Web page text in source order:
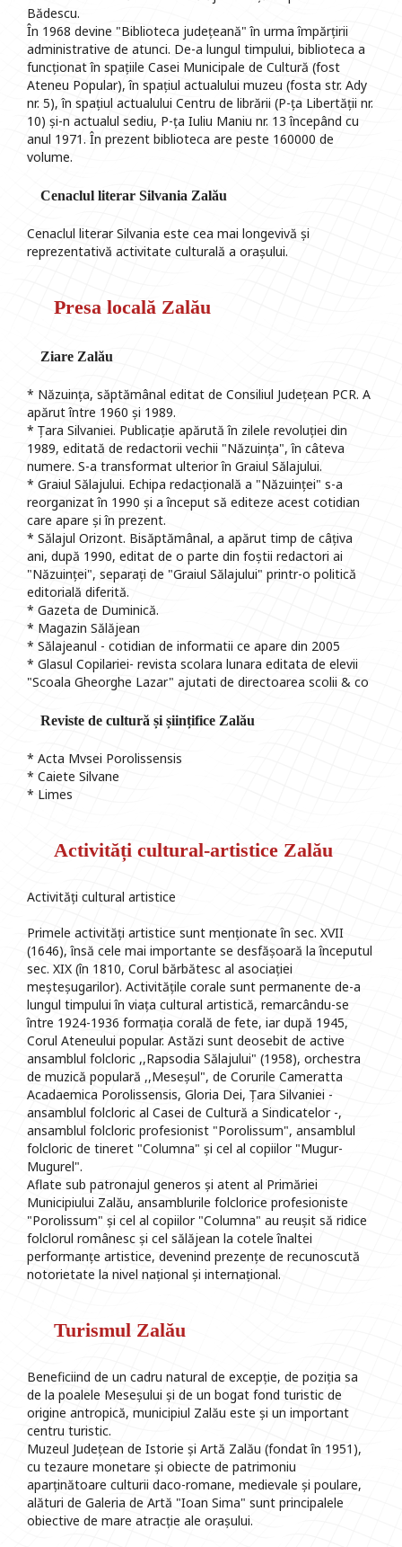
Bădescu.
În 1968 devine "Biblioteca județeană" în urma împărțirii
administrative de atunci. De-a lungul timpului, biblioteca a
funcționat în spațiile Casei Municipale de Cultură (fost
Ateneu Popular), în spațiul actualului muzeu (fosta str. Ady
nr. 5), în spațiul actualului Centru de librării (P-ța Libertății nr.
10) și-n actualul sediu, P-ța Iuliu Maniu nr. 13 începând cu
anul 1971. În prezent biblioteca are peste 160000 de
volume.
Cenaclul literar Silvania Zalău
Cenaclul literar Silvania este cea mai longevivă și
reprezentativă activitate culturală a orașului.
Presa locală Zalău
Ziare Zalău
* Năzuința, săptămânal editat de Consiliul Județean PCR. A
apărut între 1960 și 1989.
* Țara Silvaniei. Publicație apărută în zilele revoluției din
1989, editată de redactorii vechii "Năzuința", în câteva
numere. S-a transformat ulterior în Graiul Sălajului.
* Graiul Sălajului. Echipa redacțională a "Năzuinței" s-a
reorganizat în 1990 și a început să editeze acest cotidian
care apare și în prezent.
* Sălajul Orizont. Bisăptămânal, a apărut timp de câțiva
ani, după 1990, editat de o parte din foștii redactori ai
"Năzuinței", separați de "Graiul Sălajului" printr-o politică
editorială diferită.
* Gazeta de Duminică.
* Magazin Sălăjean
* Sălajeanul - cotidian de informatii ce apare din 2005
* Glasul Copilariei- revista scolara lunara editata de elevii
"Scoala Gheorghe Lazar" ajutati de directoarea scolii & co
Reviste de cultură și șiințifice Zalău
* Acta Mvsei Porolissensis
* Caiete Silvane
* Limes
Activități cultural-artistice Zalău
Activități cultural artistice
Primele activități artistice sunt menționate în sec. XVII
(1646), însă cele mai importante se desfășoară la începutul
sec. XIX (în 1810, Corul bărbătesc al asociației
meșteșugarilor). Activitățile corale sunt permanente de-a
lungul timpului în viața cultural artistică, remarcându-se
între 1924-1936 formația corală de fete, iar după 1945,
Corul Ateneului popular. Astăzi sunt deosebit de active
ansamblul folcloric ,,Rapsodia Sălajului" (1958), orchestra
de muzică populară ,,Meseșul", de Corurile Cameratta
Acadaemica Porolissensis, Gloria Dei, Țara Silvaniei -
ansamblul folcloric al Casei de Cultură a Sindicatelor -,
ansamblul folcloric profesionist "Porolissum", ansamblul
folcloric de tineret "Columna" și cel al copiilor "Mugur-
Mugurel".
Aflate sub patronajul generos și atent al Primăriei
Municipiului Zalău, ansamblurile folclorice profesioniste
"Porolissum" și cel al copiilor "Columna" au reușit să ridice
folclorul românesc și cel sălăjean la cotele înaltei
performanțe artistice, devenind prezențe de recunoscută
notorietate la nivel național și internațional.
Turismul Zalău
Beneficiind de un cadru natural de excepție, de poziția sa
de la poalele Meseșului și de un bogat fond turistic de
origine antropică, municipiul Zalău este și un important
centru turistic.
Muzeul Județean de Istorie și Artă Zalău (fondat în 1951),
cu tezaure monetare și obiecte de patrimoniu
aparținătoare culturii daco-romane, medievale și poulare,
alături de Galeria de Artă "Ioan Sima" sunt principalele
obiective de mare atracție ale orașului.